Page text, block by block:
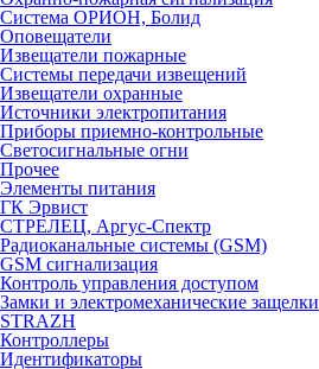
Система ОРИОН, Болид
Оповещатели
Извещатели пожарные
Системы передачи извещений
Извещатели охранные
Источники электропитания
Приборы приемно-контрольные
Светосигнальные огни
Прочее
Элементы питания
ГК Эрвист
СТРЕЛЕЦ, Аргус-Спектр
Радиоканальные системы (GSM)
GSM сигнализация
Контроль управления доступом
Замки и электромеханические защелки
STRAZH
Контроллеры
Идентификаторы